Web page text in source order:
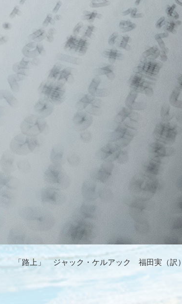
「路上」 ジャック・ケルアック 福田実（訳）